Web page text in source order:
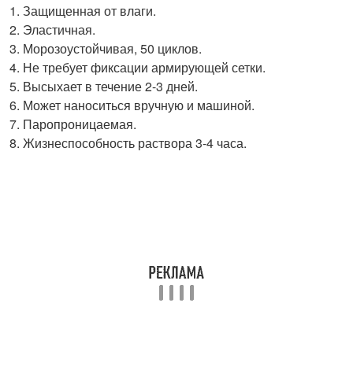
Защищенная от влаги.
Эластичная.
Морозоустойчивая, 50 циклов.
Не требует фиксации армирующей сетки.
Высыхает в течение 2-3 дней.
Может наноситься вручную и машиной.
Паропроницаемая.
Жизнеспособность раствора 3-4 часа.